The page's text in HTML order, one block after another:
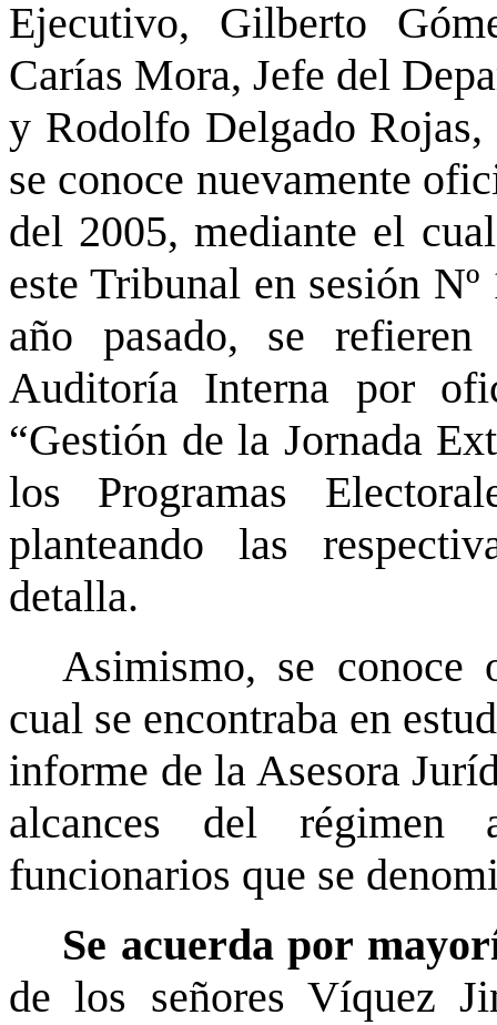
Ejecutivo, Gilberto
Carías Mora, Jefe del
y Rodolfo Delgado Rojas,
se conoce nuevamente
del 2005, mediante el
este Tribunal en sesión
año pasado, se
Auditoría Interna por
“Gestión de la Jornada
los Programas
planteando las
detalla.
Asimismo, se conoce
cual se encontraba en
informe de la Asesora
alcances del
funcionarios que se
Se acuerda por
de los señores Víquez